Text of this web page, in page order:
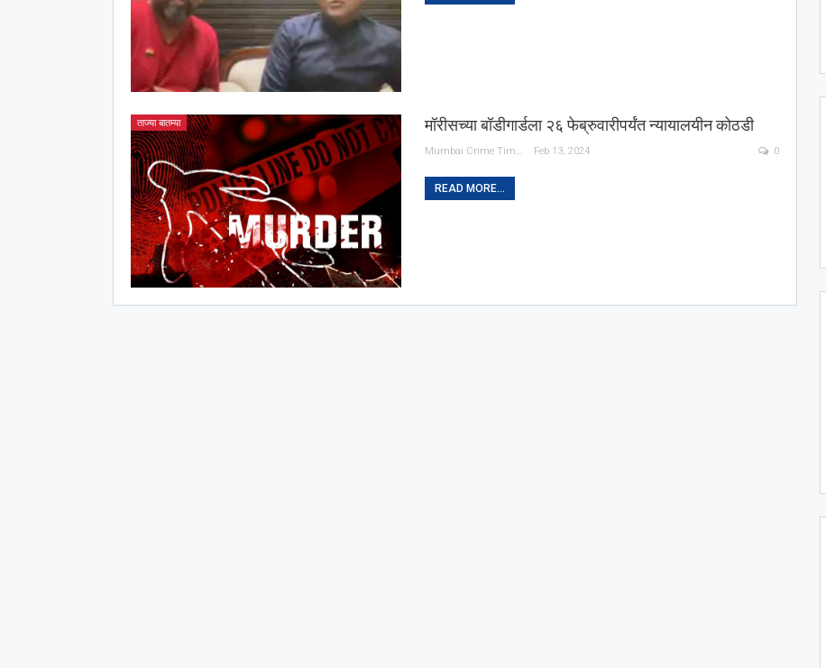
ताज्या बातम्या मॉरीसच्या बॉडीगार्डला २६ फेब्रुवारीपर्यंत न्यायालयीन कोठडी
Mumbai Crime Times Feb 13, 2024 0
READ MORE...